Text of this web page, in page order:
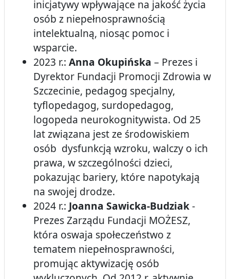
inicjatywy wpływające na jakość życia
osób z niepełnosprawnością
intelektualną, niosąc pomoc i
wsparcie.
2023 r.: Anna Okupińska – Prezes i
Dyrektor Fundacji Promocji Zdrowia w
Szczecinie, pedagog specjalny,
tyflopedagog, surdopedagog,
logopeda neurokognitywista. Od 25
lat związana jest ze środowiskiem
osób dysfunkcją wzroku, walczy o ich
prawa, w szczególności dzieci,
pokazując bariery, które napotykają
na swojej drodze.
2024 r.: Joanna Sawicka-Budziak-
Prezes Zarządu Fundacji MOŻESZ,
która oswaja społeczeństwo z
tematem niepełnosprawności,
promując aktywizację osób